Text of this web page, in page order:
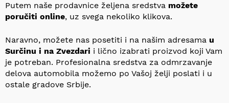
Putem naše prodavnice željena sredstva možete
poručiti online, uz svega nekoliko klikova.
Naravno, možete nas posetiti i na našim adresama u
Surčinu i na Zvezdari i lično izabrati proizvod koji Vam
je potreban. Profesionalna sredstva za odmrzavanje
delova automobila možemo po Vašoj želji poslati i u
ostale gradove Srbije.